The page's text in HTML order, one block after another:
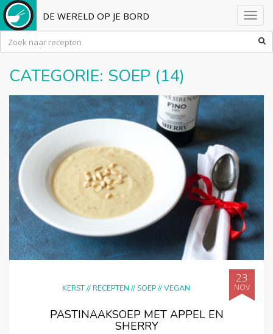
DE WERELD OP JE BORD
CATEGORIE: SOEP (14)
KERST//RECEPTEN //SOEP//VEGAN
23
NOV
PASTINAAKSOEP MET APPEL EN
SHERRY